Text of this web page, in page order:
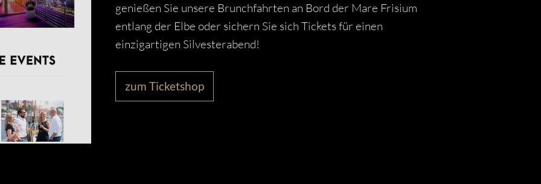
genießen Sie unsere Brunchfahrten an Bord der Mare Frisium
entlang der Elbe oder sichern Sie sich Tickets für einen
einzigartigen Silvesterabend!
zum Ticketshop